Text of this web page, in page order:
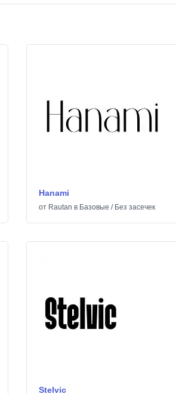
Hanami
от Rautan в Базовые / Без засечек
Stelvic